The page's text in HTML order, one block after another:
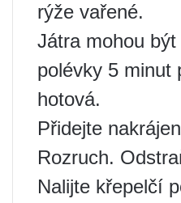
rýže vařené.
Játra mohou
polévky 5 minut
hotová.
Přidejte
Rozruch.
Nalijte křepelčí